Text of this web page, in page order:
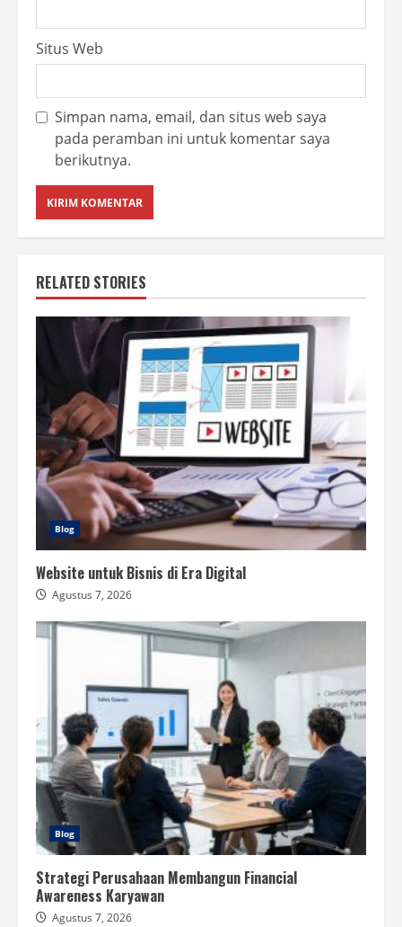
Situs Web
Simpan nama, email, dan situs web saya
pada peramban ini untuk komentar saya
berikutnya.
RELATED STORIES
Blog
Website untuk Bisnis di Era Digital
Agustus 7, 2026
Blog
Strategi Perusahaan Membangun Financial
Awareness Karyawan
Agustus 7, 2026